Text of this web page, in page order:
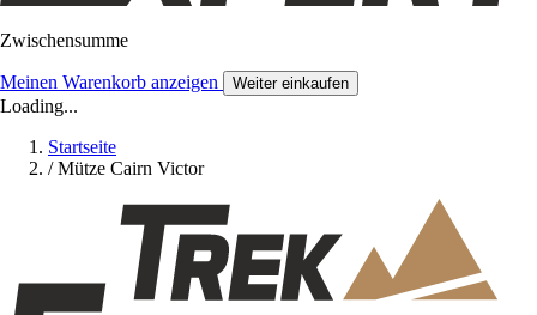
Zwischensumme
Meinen Warenkorb anzeigen Weiter einkaufen
Loading...
Startseite
/ Mütze Cairn Victor